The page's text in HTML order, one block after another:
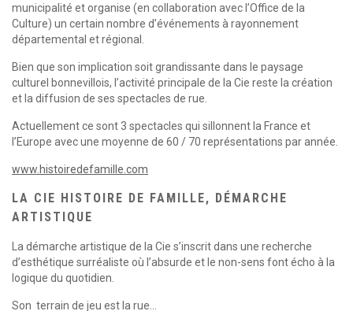
municipalité et organise (en collaboration avec l’Office de la
Culture) un certain nombre d’événements à rayonnement
départemental et régional.
Bien que son implication soit grandissante dans le paysage
culturel bonnevillois, l’activité principale de la Cie reste la création
et la diffusion de ses spectacles de rue.
Actuellement ce sont 3 spectacles qui sillonnent la France et
l’Europe avec une moyenne de 60 / 70 représentations par année.
www.histoiredefamille.com
LA CIE HISTOIRE DE FAMILLE, DÉMARCHE
ARTISTIQUE
La démarche artistique de la Cie s’inscrit dans une recherche
d’esthétique surréaliste où l’absurde et le non-sens font écho à la
logique du quotidien.
Son terrain de jeu est la rue…